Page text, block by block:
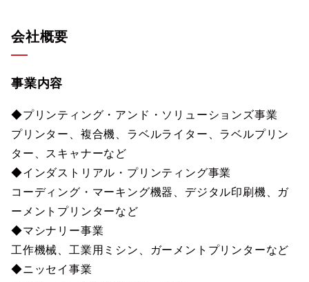
会社概要
事業内容
◆プリンティング・アンド・ソリューションズ事業
プリンター、複合機、ラベルライター、ラベルプリン
ター、スキャナーなど
◆インダストリアル・プリンティング事業
コーディング・マーキング機器、デジタル印刷機、ガ
ーメントプリンターなど
◆マシナリー事業
工作機械、工業用ミシン、ガーメントプリンターなど
◆ニッセイ事業